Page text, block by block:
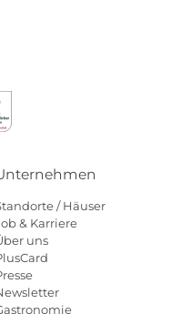
/ Häuser
& Karriere
uns